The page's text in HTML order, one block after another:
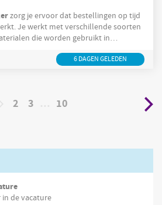
zorg je ervoor dat bestellingen op tijd
Je werkt met verschillende soorten
die worden gebruikt in
toepassingen. Samen met je collega's
en goed georganiseerde
6 DAGEN GELEDEN
2 3 10
de vacature